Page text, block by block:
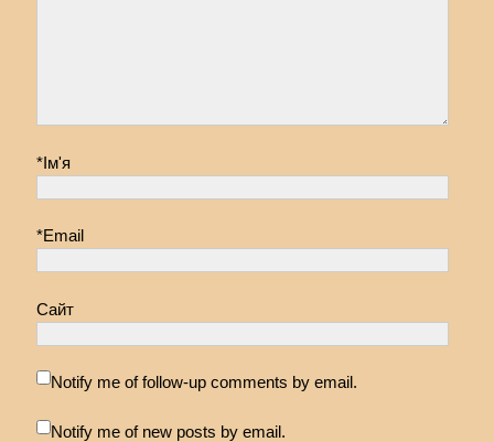
Ім'я
*
Email
*
Сайт
Notify me of follow-up comments by email.
Notify me of new posts by email.